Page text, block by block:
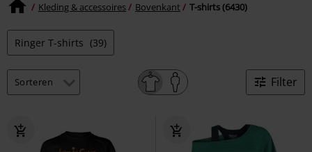
Kleding & accessoires Bovenkant T-shirts (6430)
Ringer T-shirts (39)
Filter